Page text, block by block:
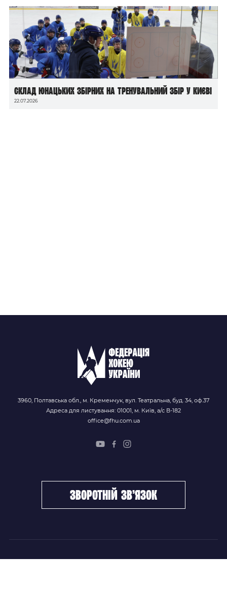
Склад юнацьких збірних на тренувальний збір у Києві
22.07.2026
3960, Полтавська обл., м. Кременчук, вул. Театральна, буд. 34, оф.37
Адреса для листування: 01001, м. Київ, а/с В-182
office@fhu.com.ua
зворотній зв’язок